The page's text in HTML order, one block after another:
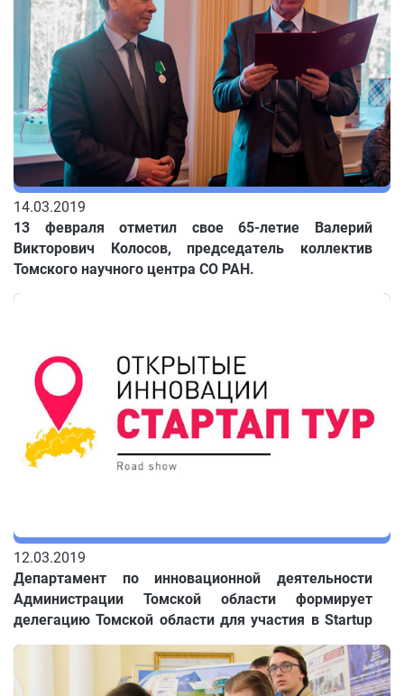
14.03.2019
13 февраля отметил свое 65-летие Валерий
Викторович Колосов, председатель коллектив
Томского научного центра СО РАН.
12.03.2019
Департамент по инновационной деятельности
Администрации Томской области формирует
делегацию Томской области для участия в Startup
Tour в Новосибирске